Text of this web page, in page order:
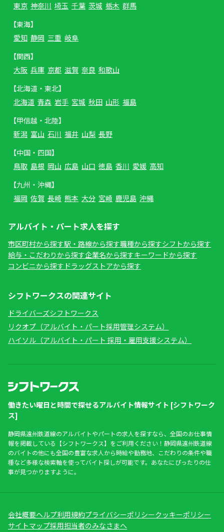
東京 神奈川 埼玉 千葉 茨城 栃木 群馬
【東海】
愛知 静岡 三重 岐阜
【関西】
大阪 兵庫 京都 滋賀 奈良 和歌山
【北海道・東北】
北海道 青森 岩手 宮城 秋田 山形 福島
【甲信越・北陸】
新潟 富山 石川 福井 山梨 長野
【中国・四国】
鳥取 島根 岡山 広島 山口 徳島 香川 愛媛 高知
【九州・沖縄】
福岡 佐賀 長崎 熊本 大分 宮崎 鹿児島 沖縄
アルバイト・パート求人を探す
市区町村から探す駅・路線から探す職種から探すシフトから探す
給与・こだわりから探す企業名から探すキーワードから探す
コンビニから探す ドラッグストアから探す
シフトワークスの関連サイト
ドライバーズシフトワークス
リクオプ（アルバイト・パート採用管理システム）
ハイソル（アルバイト・パート 採用・雇用支援システム）
働きたい曜日と時間で探せるアルバイト情報サイト [シフトワーク
ス]
静岡県遠州鉄道線のアルバイトやパートの求人を探すなら、全国のお仕事情
報を掲載している【シフトワークス】をご利用ください！静岡県遠州鉄道線
のバイトの他にも全国の豊富な求人から時給や勤務地、こだわりの条件や職
種など多様な検索軸を使ってバイト探しが可能です。あなたにぴったりの仕
事が見つかりますように。
会社概要ヘルプ利用規約プライバシーポリシークッキーポリシー
サイトマップ採用担当者のみなさまへ